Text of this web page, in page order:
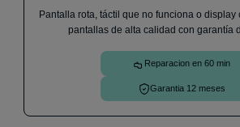
Pantalla rota, táctil que no funciona o display
pantallas de alta calidad con garantía
Reparacion en 60 min
Garantia 12 meses